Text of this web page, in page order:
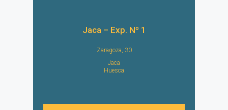
Jaca – Exp. Nº 1
Zaragoza, 30
Jaca
Huesca